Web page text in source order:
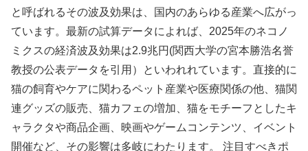
と呼ばれるその波及効果は、国内のあらゆる産業へ広がっ
ています。最新の試算データによれば、2025年のネコノ
ミクスの経済波及効果は2.9兆円(関西大学の宮本勝浩名誉
教授の公表データを引用）といわれれています。直接的に
猫の飼育やケアに関わるペット産業や医療関係の他、猫関
連グッズの販売、猫カフェの増加、猫をモチーフとしたキ
ャラクタや商品企画、映画やゲームコンテンツ、イベント
開催など、その影響は多岐にわたります。 注目すべきポ